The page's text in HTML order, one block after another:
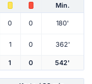
Min.
0 0 180'
1 0 362'
1 0 542'